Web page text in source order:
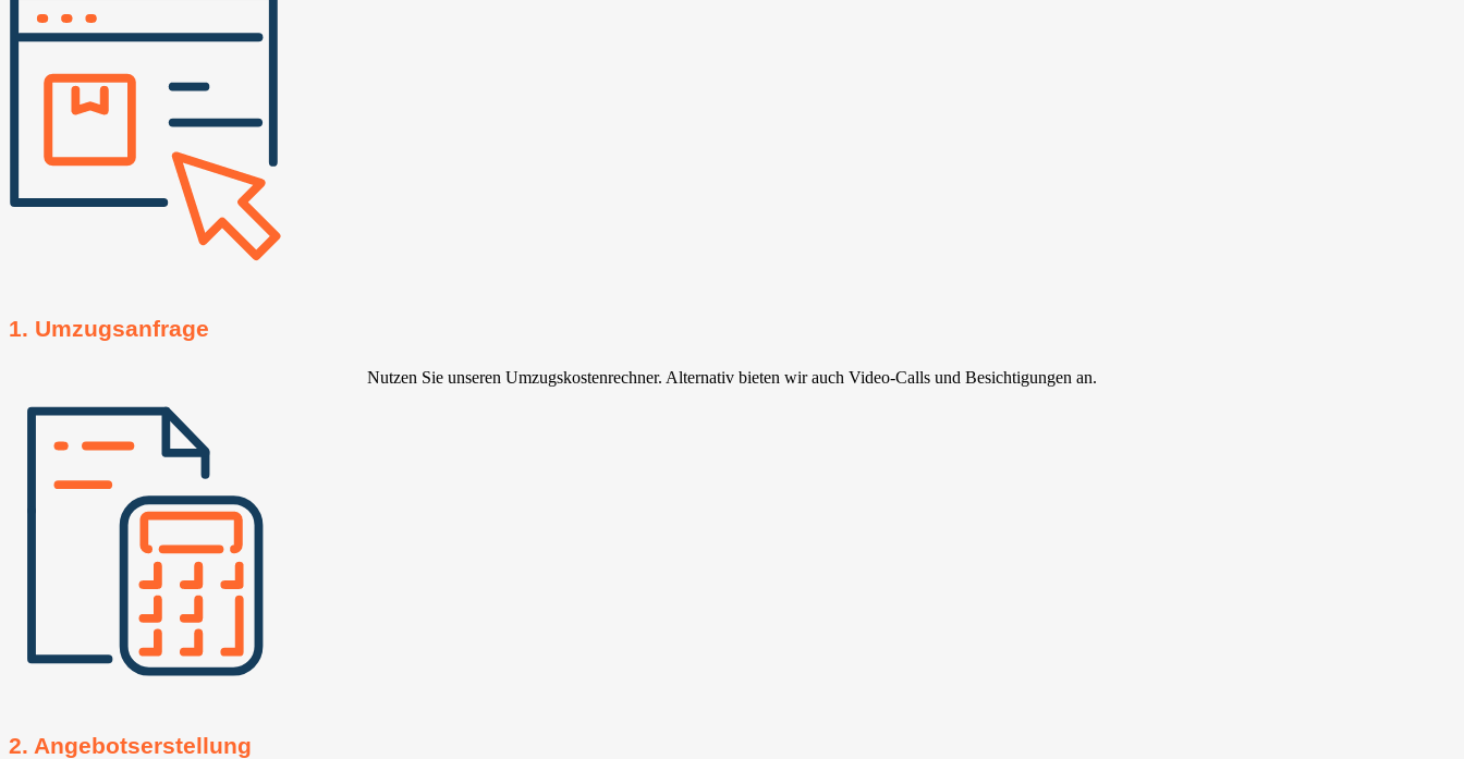
1. Umzugsanfrage
Nutzen Sie unseren Umzugskostenrechner. Alternativ bieten wir auch Video-Calls und Besichtigungen an.
2. Angebotserstellung